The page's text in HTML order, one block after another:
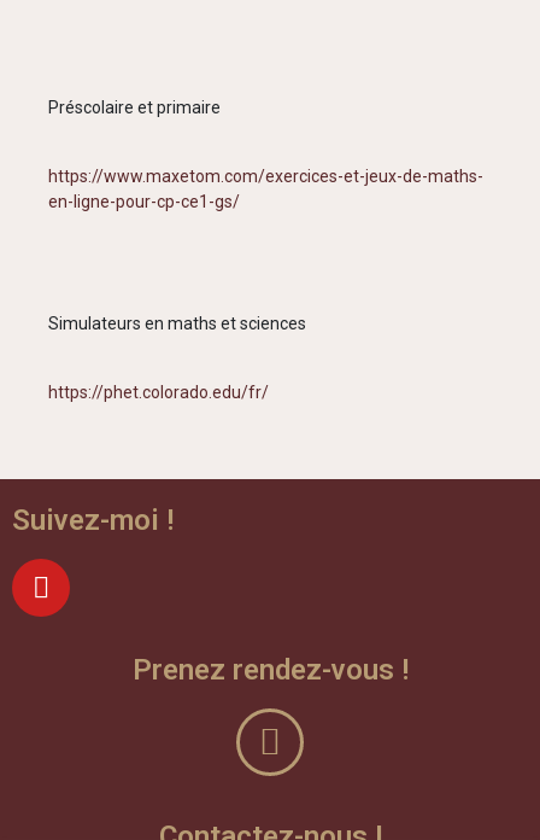
Préscolaire et primaire
https://www.maxetom.com/exercices-et-jeux-de-maths-
en-ligne-pour-cp-ce1-gs/
Simulateurs en maths et sciences
https://phet.colorado.edu/fr/
Suivez-moi !
Prenez rendez-vous !